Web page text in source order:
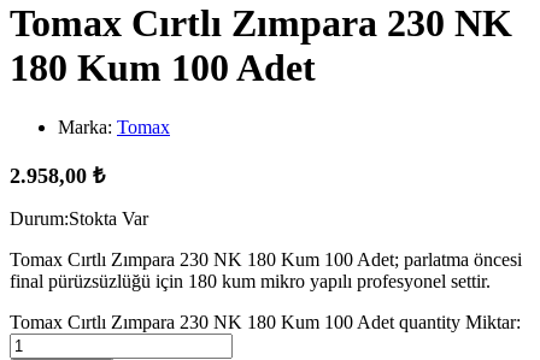
Tomax Cırtlı Zımpara 230 NK
180 Kum 100 Adet
Marka: Tomax
2.958,00 ₺
Durum:Stokta Var
Tomax Cırtlı Zımpara 230 NK 180 Kum 100 Adet; parlatma öncesi
final pürüzsüzlüğü için 180 kum mikro yapılı profesyonel settir.
Tomax Cırtlı Zımpara 230 NK 180 Kum 100 Adet quantity Miktar: